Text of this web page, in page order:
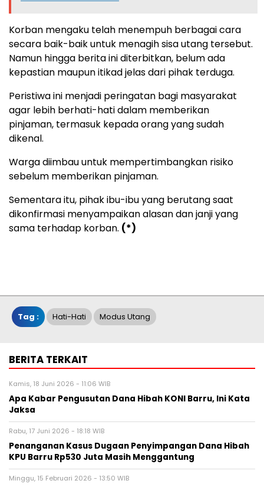
Korban mengaku telah menempuh berbagai cara
secara baik-baik untuk menagih sisa utang tersebut.
Namun hingga berita ini diterbitkan, belum ada
kepastian maupun itikad jelas dari pihak terduga.
Peristiwa ini menjadi peringatan bagi masyarakat
agar lebih berhati-hati dalam memberikan
pinjaman, termasuk kepada orang yang sudah
dikenal.
Warga diimbau untuk mempertimbangkan risiko
sebelum memberikan pinjaman.
Sementara itu, pihak ibu-ibu yang berutang saat
dikonfirmasi menyampaikan alasan dan janji yang
sama terhadap korban. (*)
Tag : Hati-Hati Modus Utang
BERITA TERKAIT
Kamis, 18 Juni 2026 - 11:06 WIB
Apa Kabar Pengusutan Dana Hibah KONI Barru, Ini Kata
Jaksa
Rabu, 17 Juni 2026 - 18:18 WIB
Penanganan Kasus Dugaan Penyimpangan Dana Hibah
KPU Barru Rp530 Juta Masih Menggantung
Minggu, 15 Februari 2026 - 13:50 WIB